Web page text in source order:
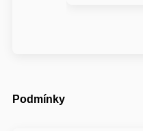
Podmínky